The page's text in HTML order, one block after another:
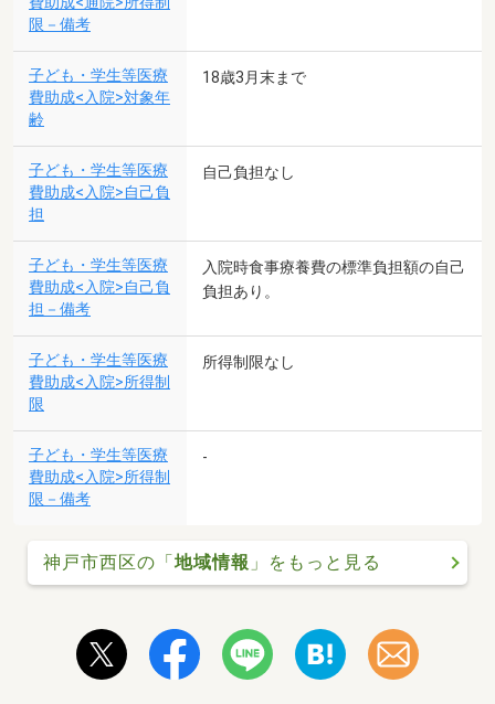
限－備考
子ども・学生等医療
費助成<入院>対象年
齢
18歳3月末まで
子ども・学生等医療
費助成<入院>自己負
担
自己負担なし
子ども・学生等医療
費助成<入院>自己負
担－備考
入院時食事療養費の標準負担額の自己
負担あり。
子ども・学生等医療
費助成<入院>所得制
限
所得制限なし
子ども・学生等医療
費助成<入院>所得制
限－備考
-
神戸市西区の「地域情報 」をもっと見る